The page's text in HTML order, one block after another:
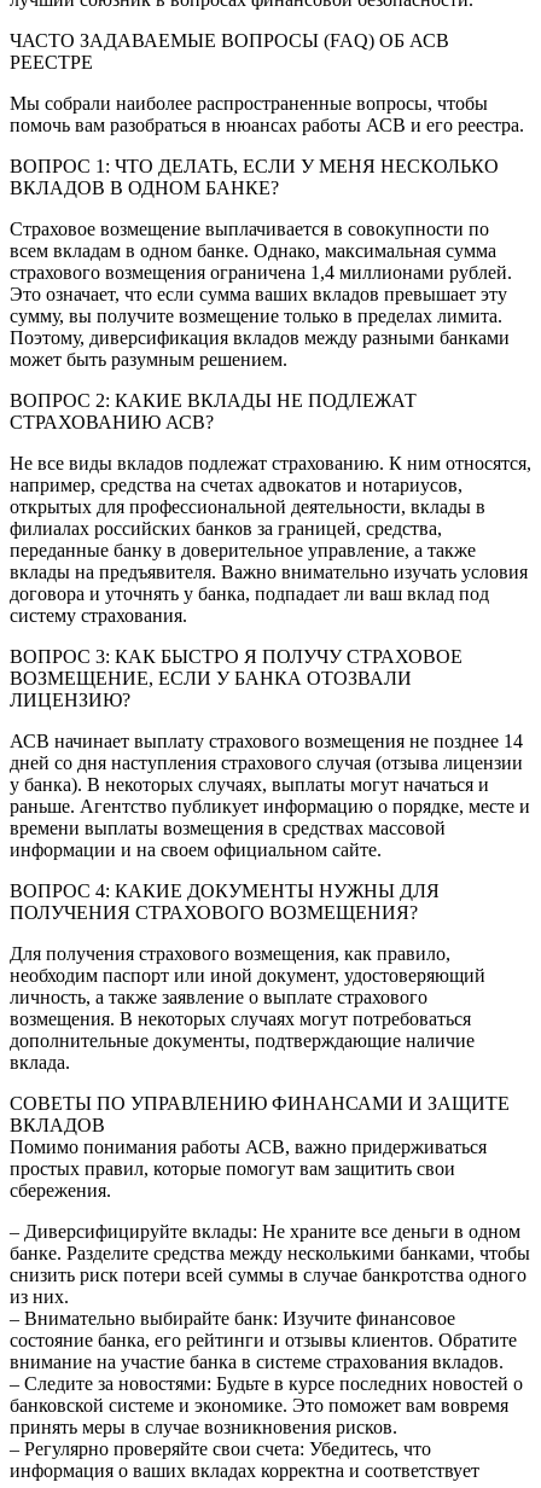
ЧАСТО ЗАДАВАЕМЫЕ ВОПРОСЫ (FAQ) ОБ АСВ
РЕЕСТРЕ
Мы собрали наиболее распространенные вопросы, чтобы
помочь вам разобраться в нюансах работы АСВ и его реестра.
ВОПРОС 1: ЧТО ДЕЛАТЬ, ЕСЛИ У МЕНЯ НЕСКОЛЬКО
ВКЛАДОВ В ОДНОМ БАНКЕ?
Страховое возмещение выплачивается в совокупности по
всем вкладам в одном банке. Однако, максимальная сумма
страхового возмещения ограничена 1,4 миллионами рублей.
Это означает, что если сумма ваших вкладов превышает эту
сумму, вы получите возмещение только в пределах лимита.
Поэтому, диверсификация вкладов между разными банками
может быть разумным решением.
ВОПРОС 2: КАКИЕ ВКЛАДЫ НЕ ПОДЛЕЖАТ
СТРАХОВАНИЮ АСВ?
Не все виды вкладов подлежат страхованию. К ним относятся,
например, средства на счетах адвокатов и нотариусов,
открытых для профессиональной деятельности, вклады в
филиалах российских банков за границей, средства,
переданные банку в доверительное управление, а также
вклады на предъявителя. Важно внимательно изучать условия
договора и уточнять у банка, подпадает ли ваш вклад под
систему страхования.
ВОПРОС 3: КАК БЫСТРО Я ПОЛУЧУ СТРАХОВОЕ
ВОЗМЕЩЕНИЕ, ЕСЛИ У БАНКА ОТОЗВАЛИ
ЛИЦЕНЗИЮ?
АСВ начинает выплату страхового возмещения не позднее 14
дней со дня наступления страхового случая (отзыва лицензии
у банка). В некоторых случаях, выплаты могут начаться и
раньше. Агентство публикует информацию о порядке, месте и
времени выплаты возмещения в средствах массовой
информации и на своем официальном сайте.
ВОПРОС 4: КАКИЕ ДОКУМЕНТЫ НУЖНЫ ДЛЯ
ПОЛУЧЕНИЯ СТРАХОВОГО ВОЗМЕЩЕНИЯ?
Для получения страхового возмещения, как правило,
необходим паспорт или иной документ, удостоверяющий
личность, а также заявление о выплате страхового
возмещения. В некоторых случаях могут потребоваться
дополнительные документы, подтверждающие наличие
вклада.
СОВЕТЫ ПО УПРАВЛЕНИЮ ФИНАНСАМИ И ЗАЩИТЕ
ВКЛАДОВ
Помимо понимания работы АСВ, важно придерживаться
простых правил, которые помогут вам защитить свои
сбережения.
– Диверсифицируйте вклады: Не храните все деньги в одном
банке. Разделите средства между несколькими банками, чтобы
снизить риск потери всей суммы в случае банкротства одного
из них.
– Внимательно выбирайте банк: Изучите финансовое
состояние банка, его рейтинги и отзывы клиентов. Обратите
внимание на участие банка в системе страхования вкладов.
– Следите за новостями: Будьте в курсе последних новостей о
банковской системе и экономике. Это поможет вам вовремя
принять меры в случае возникновения рисков.
– Регулярно проверяйте свои счета: Убедитесь, что
информация о ваших вкладах корректна и соответствует